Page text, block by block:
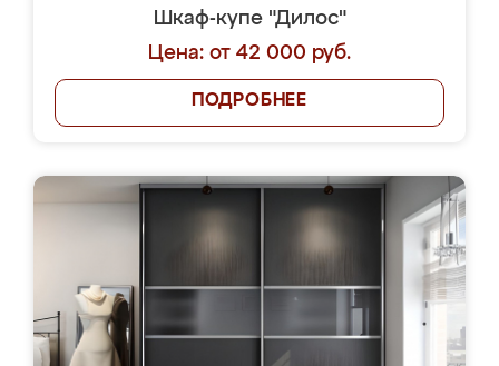
Шкаф-купе "Дилос"
Цена: от 42 000 руб.
ПОДРОБНЕЕ